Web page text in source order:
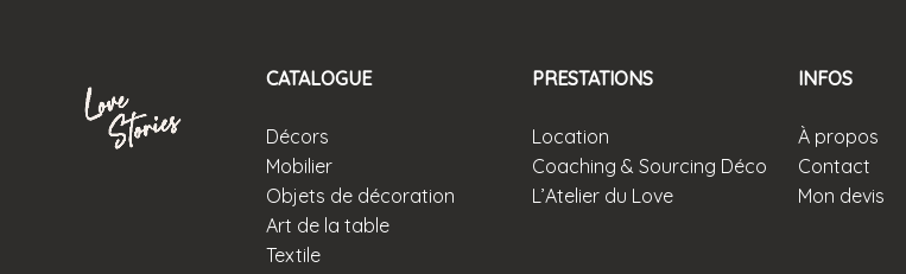
CATALOGUE
Décors
Mobilier
Objets de décoration
Art de la table
Textile
PRESTATIONS
Location
Coaching & Sourcing Déco
L’Atelier du Love
INFOS
À propos
Contact
Mon devis